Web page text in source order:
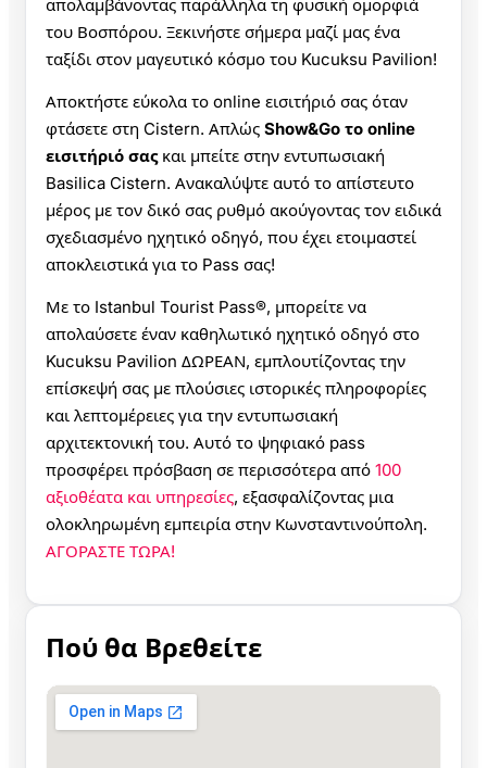
απολαμβάνοντας παράλληλα τη φυσική ομορφιά
του Βοσπόρου. Ξεκινήστε σήμερα μαζί μας ένα
ταξίδι στον μαγευτικό κόσμο του Kucuksu Pavilion!
Αποκτήστε εύκολα το online εισιτήριό σας όταν
φτάσετε στη Cistern. Απλώς Show&Go το online
εισιτήριό σαςκαι μπείτε στην εντυπωσιακή
Basilica Cistern. Ανακαλύψτε αυτό το απίστευτο
μέρος με τον δικό σας ρυθμό ακούγοντας τον ειδικά
σχεδιασμένο ηχητικό οδηγό, που έχει ετοιμαστεί
αποκλειστικά για το Pass σας!
Με το Istanbul Tourist Pass®, μπορείτε να
απολαύσετε έναν καθηλωτικό ηχητικό οδηγό στο
Kucuksu Pavilion ΔΩΡΕΑΝ, εμπλουτίζοντας την
επίσκεψή σας με πλούσιες ιστορικές πληροφορίες
και λεπτομέρειες για την εντυπωσιακή
αρχιτεκτονική του. Αυτό το ψηφιακό pass
προσφέρει πρόσβαση σε περισσότερα από 100
αξιοθέατα και υπηρεσίες, εξασφαλίζοντας μια
ολοκληρωμένη εμπειρία στην Κωνσταντινούπολη.
ΑΓΟΡΑΣΤΕ ΤΩΡΑ!
Πού θα Βρεθείτε